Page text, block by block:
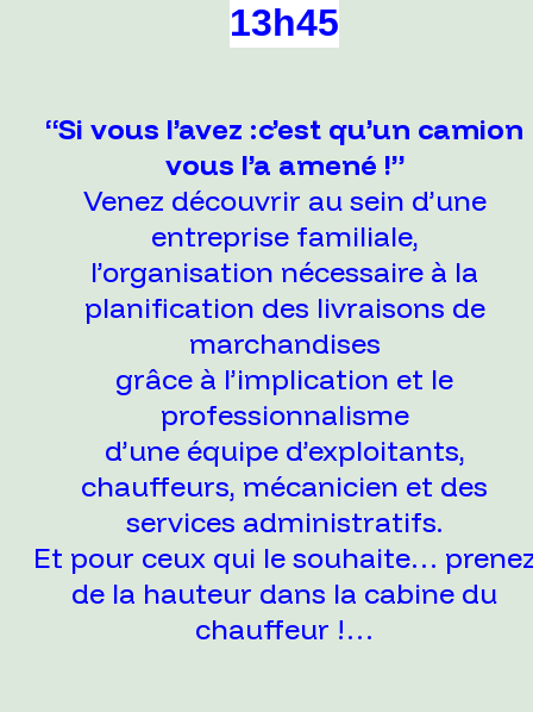
13h45
“Si vous l’avez :c’est qu’un camion
vous l’a amené !”
Venez découvrir au sein d’une
entreprise familiale,
l’organisation nécessaire à la
planification des livraisons de
marchandises
grâce à l’implication et le
professionnalisme
d’une équipe d’exploitants,
chauffeurs, mécanicien et des
services administratifs.
Et pour ceux qui le souhaite…
de la hauteur dans la cabine du
chauffeur !…